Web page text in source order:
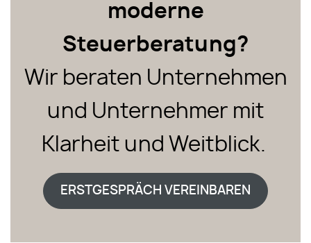
moderne
Steuerberatung?
Wir beraten Unternehmen
und Unternehmer mit
Klarheit und Weitblick.
ERSTGESPRÄCH VEREINBAREN